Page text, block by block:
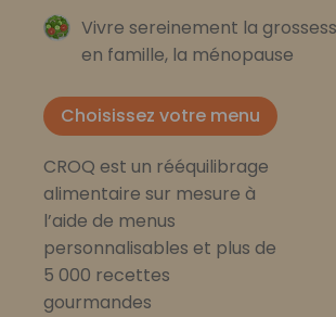
Vivre sereinement la
en famille, la ménopause
Choisissez votre menu
CROQ est un rééquilibrage
alimentaire sur mesure à
l’aide de menus
personnalisables et plus de
5 000 recettes
gourmandes